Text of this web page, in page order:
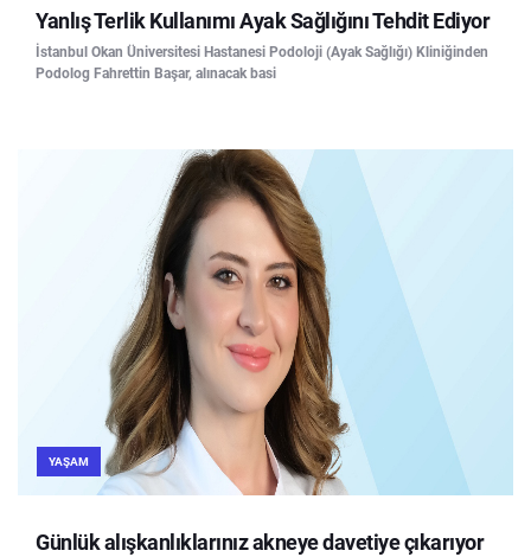
Yanlış Terlik Kullanımı Ayak Sağlığını Tehdit Ediyor
İstanbul Okan Üniversitesi Hastanesi Podoloji (Ayak Sağlığı) Kliniğinden
Podolog Fahrettin Başar, alınacak basi
YAŞAM
Günlük alışkanlıklarınız akneye davetiye çıkarıyor